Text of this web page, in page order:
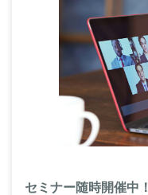
セミナー随時開催中！